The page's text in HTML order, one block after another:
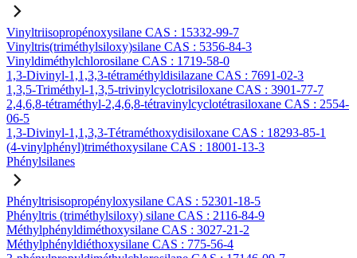
Vinyltriisopropénoxysilane CAS : 15332-99-7
Vinyltris(triméthylsiloxy)silane CAS : 5356-84-3
Vinyldiméthylchlorosilane CAS : 1719-58-0
1,3-Divinyl-1,1,3,3-tétraméthyldisilazane CAS : 7691-02-3
1,3,5-Triméthyl-1,3,5-trivinylcyclotrisiloxane CAS : 3901-77-7
2,4,6,8-tétraméthyl-2,4,6,8-tétravinylcyclotétrasiloxane CAS : 2554-
06-5
1,3-Divinyl-1,1,3,3-Tétraméthoxydisiloxane CAS : 18293-85-1
(4-vinylphényl)triméthoxysilane CAS : 18001-13-3
Phénylsilanes
Phényltrisisopropényloxysilane CAS : 52301-18-5
Phényltris (triméthylsiloxy) silane CAS : 2116-84-9
Méthylphényldiméthoxysilane CAS : 3027-21-2
Méthylphényldiéthoxysilane CAS : 775-56-4